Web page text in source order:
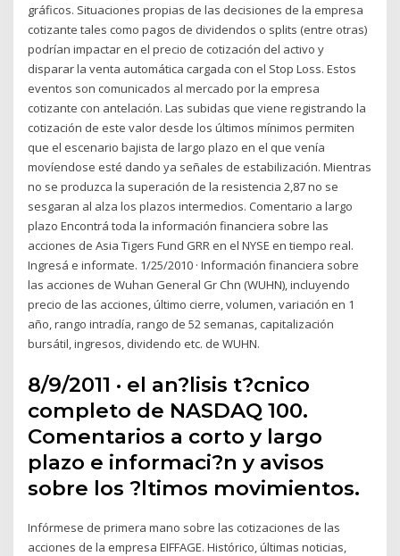
gráficos. Situaciones propias de las decisiones de la empresa
cotizante tales como pagos de dividendos o splits (entre otras)
podrían impactar en el precio de cotización del activo y
disparar la venta automática cargada con el Stop Loss. Estos
eventos son comunicados al mercado por la empresa
cotizante con antelación. Las subidas que viene registrando la
cotización de este valor desde los últimos mínimos permiten
que el escenario bajista de largo plazo en el que venía
movíendose esté dando ya señales de estabilización. Mientras
no se produzca la superación de la resistencia 2,87 no se
sesgaran al alza los plazos intermedios. Comentario a largo
plazo Encontrá toda la información financiera sobre las
acciones de Asia Tigers Fund GRR en el NYSE en tiempo real.
Ingresá e informate. 1/25/2010 · Información financiera sobre
las acciones de Wuhan General Gr Chn (WUHN), incluyendo
precio de las acciones, último cierre, volumen, variación en 1
año, rango intradía, rango de 52 semanas, capitalización
bursátil, ingresos, dividendo etc. de WUHN.
8/9/2011 · el an?lisis t?cnico
completo de NASDAQ 100.
Comentarios a corto y largo
plazo e informaci?n y avisos
sobre los ?ltimos movimientos.
Infórmese de primera mano sobre las cotizaciones de las
acciones de la empresa EIFFAGE. Histórico, últimas noticias,